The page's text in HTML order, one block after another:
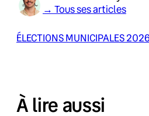
→ Tous ses articles
ÉLECTIONS MUNICIPALES
À lire aussi